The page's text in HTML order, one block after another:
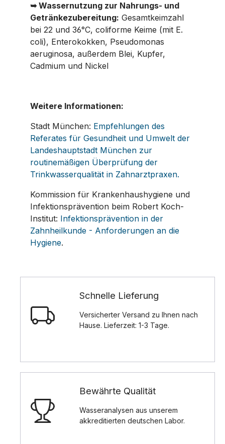
➥ Wassernutzung zur Nahrungs- und
Getränkezubereitung: Gesamtkeimzahl
bei 22 und 36°C, coliforme Keime (mit E.
coli), Enterokokken, Pseudomonas
aeruginosa, außerdem Blei, Kupfer,
Cadmium und Nickel
Weitere Informationen:
Stadt München: Empfehlungen des
Referates für Gesundheit und Umwelt der
Landeshauptstadt München zur
routinemäßigen Überprüfung der
Trinkwasserqualität in Zahnarztpraxen.
Kommission für Krankenhaushygiene und
Infektionsprävention beim Robert Koch-
Institut: Infektionsprävention in der
Zahnheilkunde - Anforderungen an die
Hygiene.
Schnelle Lieferung
Versicherter Versand zu Ihnen nach
Hause. Lieferzeit: 1-3 Tage.
Bewährte Qualität
Wasseranalysen aus unserem
akkreditierten deutschen Labor.